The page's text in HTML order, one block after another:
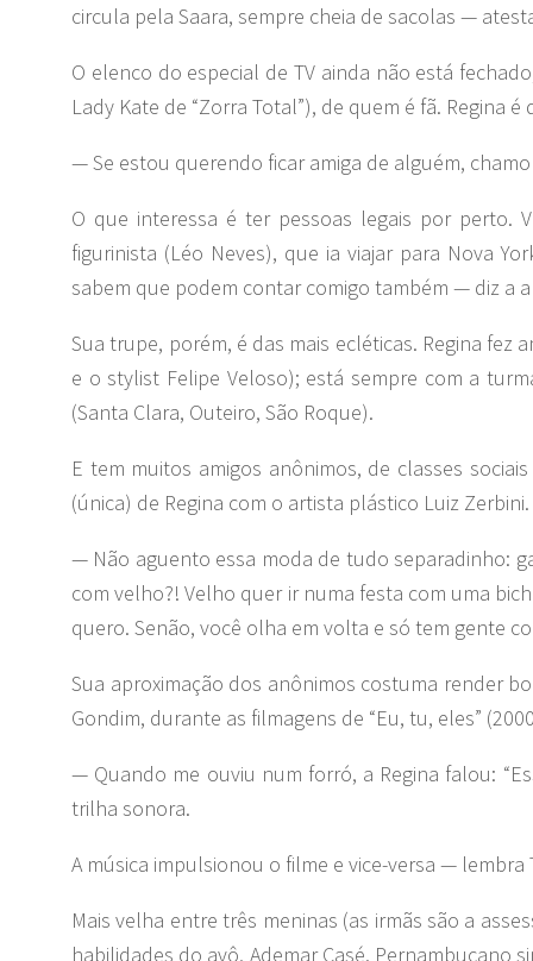
circula pela Saara, sempre cheia de sacolas —
O elenco do especial de TV ainda não está
Lady Kate de “Zorra Total”), de quem é fã.
— Se estou querendo ficar amiga de alguém,
O que interessa é ter pessoas legais por perto.
figurinista (Léo Neves), que ia viajar para Nova
sabem que podem contar comigo também — diz a
Sua trupe, porém, é das mais ecléticas. Regina
e o stylist Felipe Veloso); está sempre com a
(Santa Clara, Outeiro, São Roque).
E tem muitos amigos anônimos, de classes
(única) de Regina com o artista plástico Luiz Zerbini.
— Não aguento essa moda de tudo separadinho:
com velho?! Velho quer ir numa festa com uma
quero. Senão, você olha em volta e só tem gente
Sua aproximação dos anônimos costuma render
Gondim, durante as filmagens de “Eu, tu, eles”
— Quando me ouviu num forró, a Regina falou:
trilha sonora.
A música impulsionou o filme e vice-versa — lembra
Mais velha entre três meninas (as irmãs são a
habilidades do avô, Ademar Casé. Pernambucano